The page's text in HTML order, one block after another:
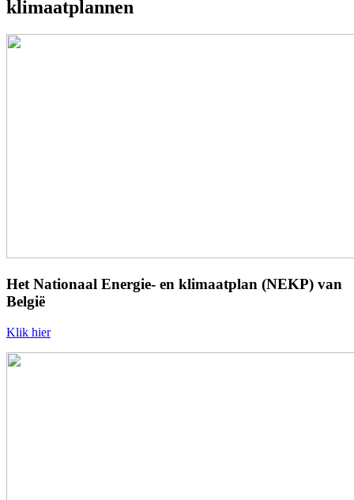
klimaatplannen
Het Nationaal Energie- en klimaatplan (NEKP) van
België
Klik hier